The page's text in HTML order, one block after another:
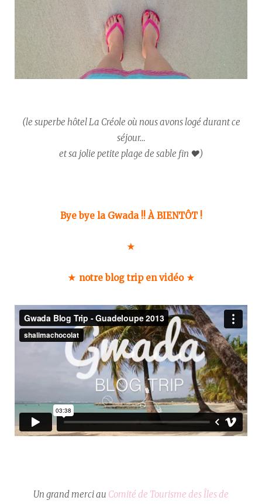
(le superbe hôtel La Créole où nous avons logé durant ce
séjour…
et sa jolie petite plage de sable fin ♥)
Bye bye la Gwada !! À BIENTÔT !
★
★ notre blog trip en vidéo ★
Un grand merci au Comité de Tourisme des Îles de